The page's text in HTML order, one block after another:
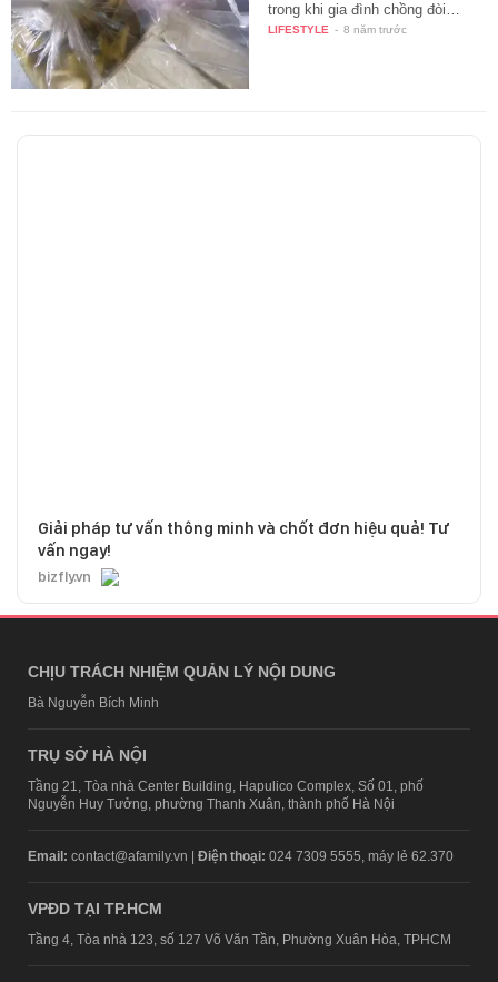
trong khi gia đình chồng đòi…
LIFESTYLE - 8 năm trước
Giải pháp tư vấn thông minh và chốt đơn hiệu quả! Tư
vấn ngay!
bizfly.vn
CHỊU TRÁCH NHIỆM QUẢN LÝ NỘI DUNG
Bà Nguyễn Bích Minh
TRỤ SỞ HÀ NỘI
Tầng 21, Tòa nhà Center Building, Hapulico Complex, Số 01, phố
Nguyễn Huy Tưởng, phường Thanh Xuân, thành phố Hà Nội
Email: contact@afamily.vn | Điện thoại: 024 7309 5555, máy lẻ 62.370
VPĐD TẠI TP.HCM
Tầng 4, Tòa nhà 123, số 127 Võ Văn Tần, Phường Xuân Hòa, TPHCM